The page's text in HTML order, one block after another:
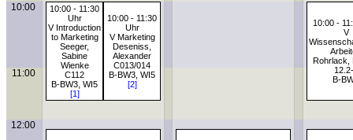
10:00
10:00 - 11:30
Uhr
V Introduction
to Marketing
Seeger,
Sabine
Wienke
C112
B-BW3, WI5
[1]
10:00 - 11:30
Uhr
V Marketing
Deseniss,
Alexander
C013/014
B-BW3, WI5
[2]
10:00 -
V
Rohrlack,
B-
11:00
12:00